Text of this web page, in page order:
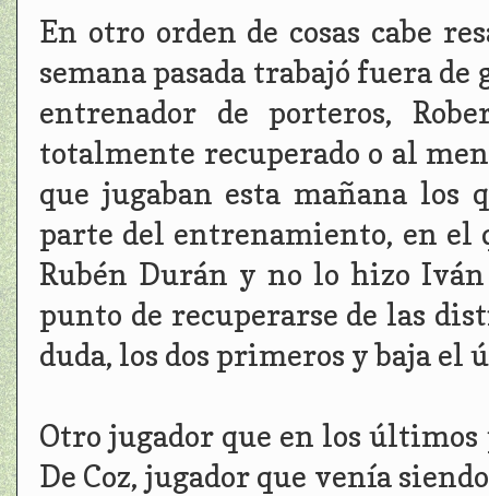
En otro orden de cosas cabe
semana pasada trabajó fuera
entrenador de porteros,
totalmente recuperado o al
que jugaban esta mañana los
parte del entrenamiento, en el
Rubén Durán y no lo hizo Iván
punto de recuperarse de las
duda, los dos primeros y baja el
Otro jugador que en los
De Coz, jugador que venía